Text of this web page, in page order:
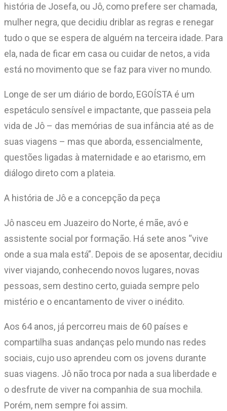
história de Josefa, ou Jô, como prefere ser chamada,
mulher negra, que decidiu driblar as regras e renegar
tudo o que se espera de alguém na terceira idade. Para
ela, nada de ficar em casa ou cuidar de netos, a vida
está no movimento que se faz para viver no mundo.
Longe de ser um diário de bordo, EGOÍSTA é um
espetáculo sensível e impactante, que passeia pela
vida de Jô – das memórias de sua infância até as de
suas viagens – mas que aborda, essencialmente,
questões ligadas à maternidade e ao etarismo, em
diálogo direto com a plateia.
A história de Jô e a concepção da peça
Jô nasceu em Juazeiro do Norte, é mãe, avó e
assistente social por formação. Há sete anos “vive
onde a sua mala está”. Depois de se aposentar, decidiu
viver viajando, conhecendo novos lugares, novas
pessoas, sem destino certo, guiada sempre pelo
mistério e o encantamento de viver o inédito.
Aos 64 anos, já percorreu mais de 60 países e
compartilha suas andanças pelo mundo nas redes
sociais, cujo uso aprendeu com os jovens durante
suas viagens. Jô não troca por nada a sua liberdade e
o desfrute de viver na companhia de sua mochila.
Porém, nem sempre foi assim.